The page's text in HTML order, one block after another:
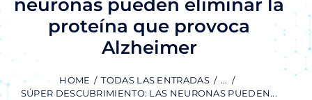
neuronas pueden eliminar la
proteína que provoca
Alzheimer
HOME TODAS LAS ENTRADAS
...
SÚPER DESCUBRIMIENTO: LAS NEURONAS PUEDEN...